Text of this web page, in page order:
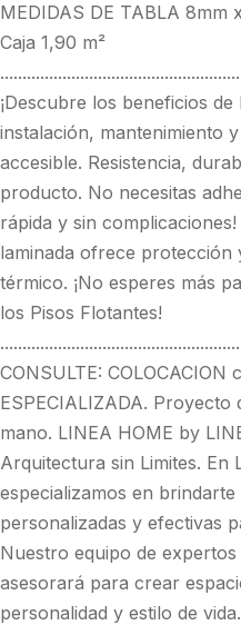
MEDIDAS DE TABLA 8mm
Caja 1,90 m²
¡Descubre los beneficios
instalación, mantenimiento
accesible. Resistencia,
producto. No necesitas
rápida y sin
laminada ofrece protección
térmico. ¡No esperes más
los Pisos Flotantes!
CONSULTE: COLOCACION
ESPECIALIZADA. Proyecto
mano. LINEA HOME by
Arquitectura sin Limites. En
especializamos en
personalizadas y efectivas
Nuestro equipo de
asesorará para crear
personalidad y estilo de